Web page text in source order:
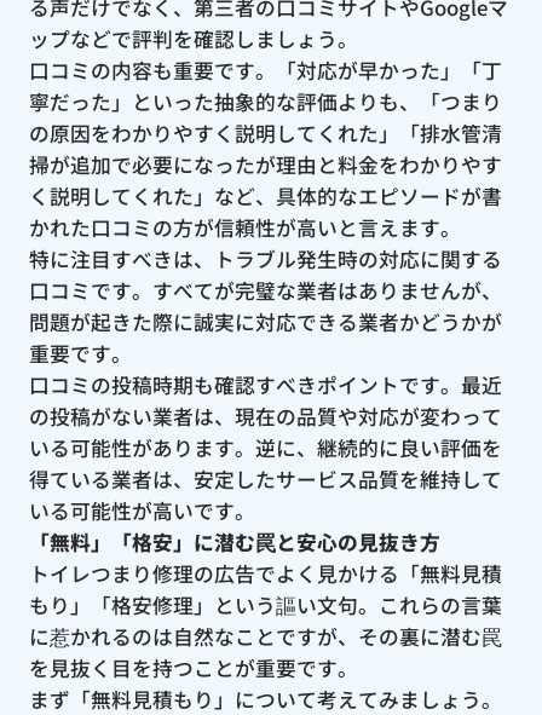
る声だけでなく、第三者の口コミサイトやGoogleマ
ップなどで評判を確認しましょう。
口コミの内容も重要です。「対応が早かった」「丁
寧だった」といった抽象的な評価よりも、「つまり
の原因をわかりやすく説明してくれた」「排水管清
掃が追加で必要になったが理由と料金をわかりやす
く説明してくれた」など、具体的なエピソードが書
かれた口コミの方が信頼性が高いと言えます。
特に注目すべきは、トラブル発生時の対応に関する
口コミです。すべてが完璧な業者はありませんが、
問題が起きた際に誠実に対応できる業者かどうかが
重要です。
口コミの投稿時期も確認すべきポイントです。最近
の投稿がない業者は、現在の品質や対応が変わって
いる可能性があります。逆に、継続的に良い評価を
得ている業者は、安定したサービス品質を維持して
いる可能性が高いです。
「無料」「格安」に潜む罠と安心の見抜き方
トイレつまり修理の広告でよく見かける「無料見積
もり」「格安修理」という謳い文句。これらの言葉
に惹かれるのは自然なことですが、その裏に潜む罠
を見抜く目を持つことが重要です。
まず「無料見積もり」について考えてみましょう。